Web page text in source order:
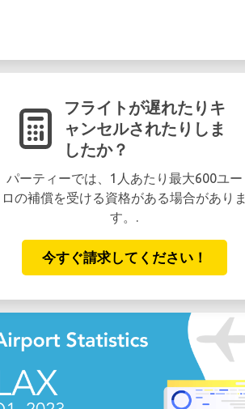
フライトが遅れたりキ
ャンセルされたりしま
したか？
パーティーでは、1人あたり最大600ユー
ロの補償を受ける資格がある場合がありま
す。.
今すぐ請求してください！